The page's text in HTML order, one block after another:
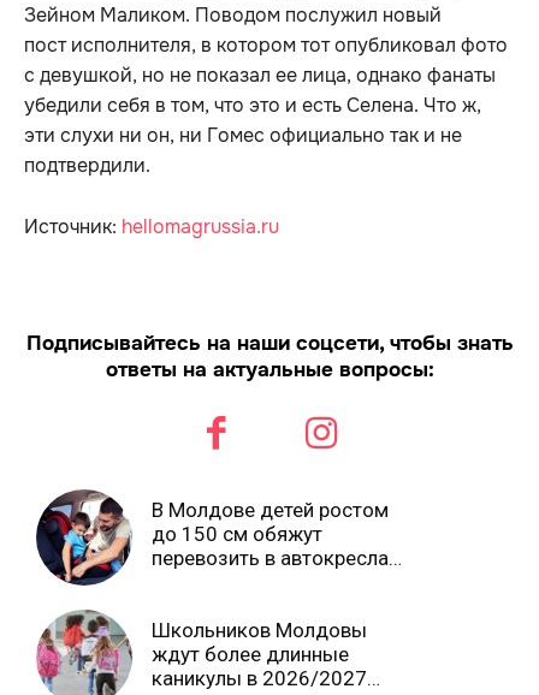
Зейном Маликом. Поводом послужил новый
пост исполнителя, в котором тот опубликовал фото
с девушкой, но не показал ее лица, однако фанаты
убедили себя в том, что это и есть Селена. Что ж,
эти слухи ни он, ни Гомес официально так и не
подтвердили.
Источник: hellomagrussia.ru
Подписывайтесь на наши соцсети, чтобы знать
ответы на актуальные вопросы:
В Молдове детей ростом
до 150 см обяжут
перевозить в автокреслах
Школьников Молдовы
ждут более длинные
каникулы в 2026/2027